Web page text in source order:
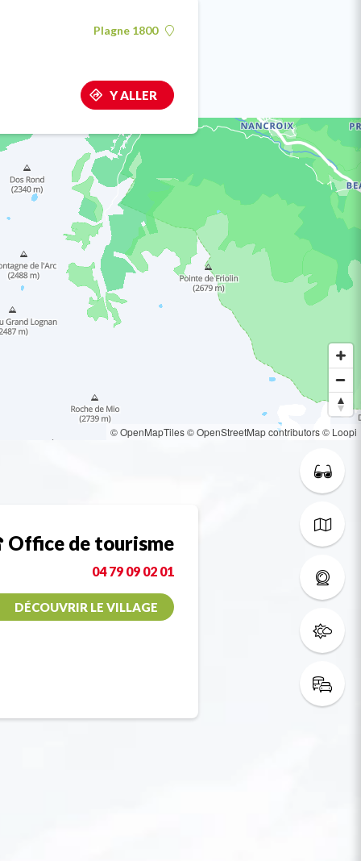
Plagne 1800
Y ALLER
© OpenMapTiles© OpenStreetMap contributors© Loopi
de tourisme
04 79 09 02 01
DÉCOUVRIR LE VILLAGE